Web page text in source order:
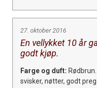
27. oktober 2016
En vellykket 10 år
godt kjøp.
Farge og duft:
svisker, nøtter, godt